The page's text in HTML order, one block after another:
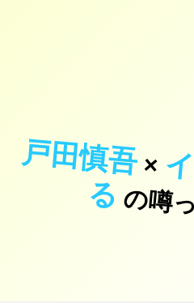
戸田慎吾×
る の噂